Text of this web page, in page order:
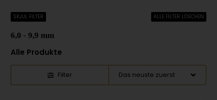
SKJUL FILTER ALLE FILTER LÖSCHEN
6,0 - 9,9 mm
Alle Produkte
Filter